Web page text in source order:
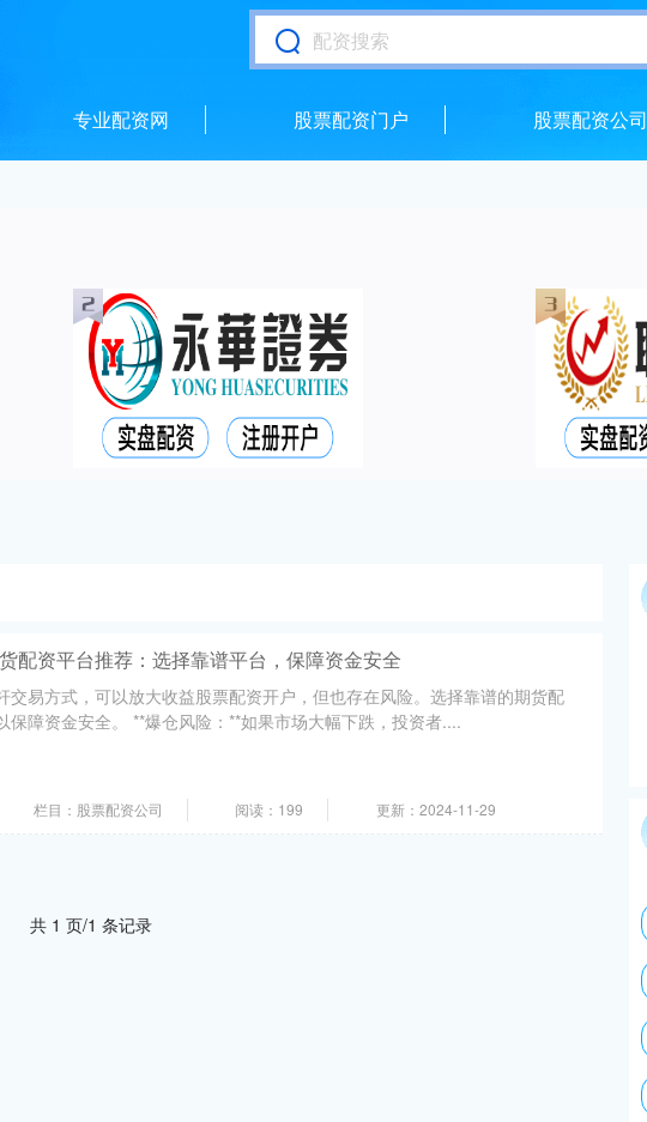
专业配资网 股票配资门户 股票配资公司
配资平台推荐：选择靠谱平台，保障资金安全
交易方式，可以放大收益股票配资开户，但也存在风险。选择靠谱的期货配
保障资金安全。 **爆仓风险：**如果市场大幅下跌，投资者....
栏目：股票配资公司 阅读：199 更新：2024-11-29
共 1 页/1 条记录